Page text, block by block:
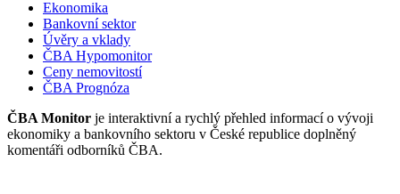
Ekonomika
Bankovní sektor
Úvěry a vklady
ČBA Hypomonitor
Ceny nemovitostí
ČBA Prognóza
ČBA Monitor je interaktivní a rychlý přehled informací o vývoji
ekonomiky a bankovního sektoru v České republice doplněný
komentáři odborníků ČBA.